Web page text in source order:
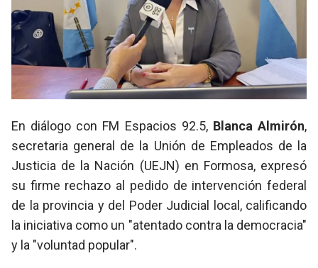
En diálogo con FM Espacios 92.5, Blanca Almirón,
secretaria general de la Unión de Empleados de la
Justicia de la Nación (UEJN) en Formosa, expresó
su firme rechazo al pedido de intervención federal
de la provincia y del Poder Judicial local, calificando
la iniciativa como un "atentado contra la democracia"
y la "voluntad popular".